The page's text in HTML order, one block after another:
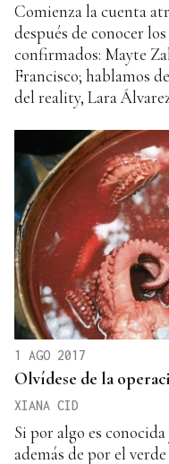
Comienza la cuenta
después de conocer
confirmados: Mayte
Francisco; hablamos
del reality, Lara
1 AGO 2017
Olvídese de la
XIANA CID
Si por algo es
además de por el